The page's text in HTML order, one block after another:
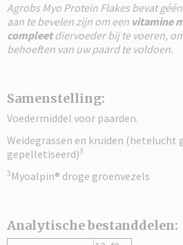
Agrobs Myo Protein Flakes bevat
aan te bevelen zijn om een vitamine
compleetdiervoeder bij te voeren,
behoeften van uw paard te voldoen.
Samenstelling:
Voedermiddel voor paarden.
Weidegrassen en kruiden (hetelucht
gepelletiseerd)3
3 Myoalpin® droge groenvezels
Analytische bestanddelen: